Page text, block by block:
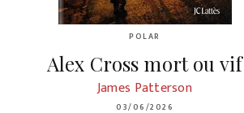
POLAR
Alex Cross mort ou vif
James Patterson
03/06/2026